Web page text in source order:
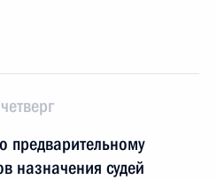
предварительному
назначения судей